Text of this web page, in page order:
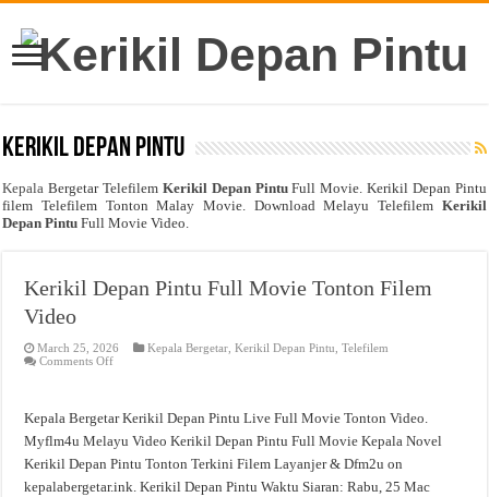
Kerikil Depan Pintu
Kepala Bergetar Telefilem Kerikil Depan PintuFull Movie. Kerikil Depan Pintu
filem Telefilem Tonton Malay Movie. Download Melayu Telefilem Kerikil
Depan Pintu Full Movie Video.
Kerikil Depan Pintu Full Movie Tonton Filem
Video
March 25, 2026 Kepala Bergetar ,Kerikil Depan Pintu ,Telefilem
Comments Offon
Full
Movie
Tonton
Filem
Video
Kepala Bergetar Kerikil Depan Pintu Live Full Movie Tonton Video.
Myflm4u Melayu Video Kerikil Depan Pintu Full Movie Kepala Novel
Kerikil Depan Pintu Tonton Terkini Filem Layanjer & Dfm2u on
kepalabergetar.ink. Kerikil Depan Pintu Waktu Siaran: Rabu, 25 Mac